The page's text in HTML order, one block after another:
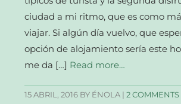
ciudad a mi ritmo, que es como
viajar. Si algún día vuelvo, que
opción de alojamiento sería este
me da […] Read more…
15 ABRIL, 2016 BY ÉNOLA |2 COMMENTS